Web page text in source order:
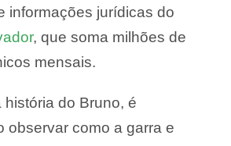
informações jurídicas do
, que soma milhões de
mensais.
história do Bruno, é
observar como a garra e